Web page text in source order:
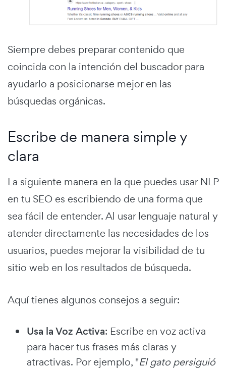
Siempre debes preparar contenido que
coincida con la intención del buscador para
ayudarlo a posicionarse mejor en las
búsquedas orgánicas.
Escribe de manera simple y
clara
La siguiente manera en la que puedes usar NLP
en tu SEO es escribiendo de una forma que
sea fácil de entender. Al usar lenguaje natural y
atender directamente las necesidades de los
usuarios, puedes mejorar la visibilidad de tu
sitio web en los resultados de búsqueda.
Aquí tienes algunos consejos a seguir:
Usa la Voz Activa: Escribe en voz activa
para hacer tus frases más claras y
atractivas. Por ejemplo, "El gato persiguió